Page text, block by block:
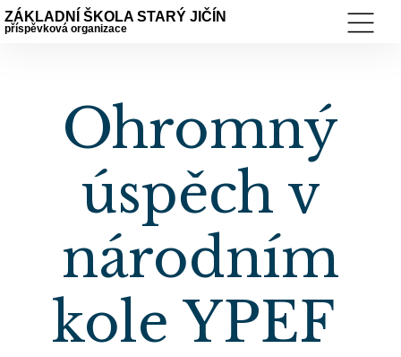
ZÁKLADNÍ ŠKOLA STARÝ JIČÍN
příspěvková organizace
Ohromný
úspěch v
národním
kole YPEF